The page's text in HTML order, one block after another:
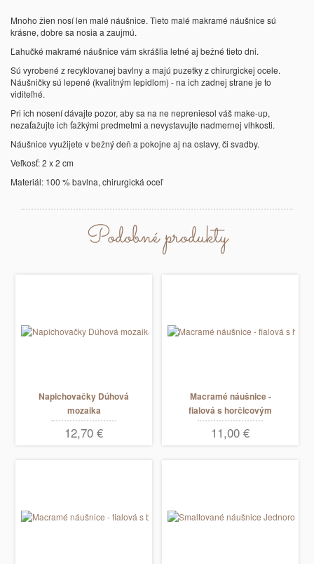
Mnoho žien nosí len malé náušnice. Tieto malé makramé náušnice sú
krásne, dobre sa nosia a zaujmú.
Ľahučké makramé náušnice vám skrášlia letné aj bežné tieto dni.
Sú vyrobené z recyklovanej bavlny a majú puzetky z chirurgickej ocele.
Náušničky sú lepené (kvalitným lepidlom) - na ich zadnej strane je to
viditeľné.
Pri ich nosení dávajte pozor, aby sa na ne nepreniesol váš make-up,
nezaťažujte ich ťažkými predmetmi a nevystavujte nadmernej vlhkosti.
Náušnice využijete v bežný deň a pokojne aj na oslavy, či svadby.
Veľkosť: 2 x 2 cm
Materiál: 100 % bavlna, chirurgická oceľ
Podobné produkty
Napichovačky Dúhová
mozaika
12,70 €
Macramé náušnice -
fialová s horčicovým
pruhom
11,00 €